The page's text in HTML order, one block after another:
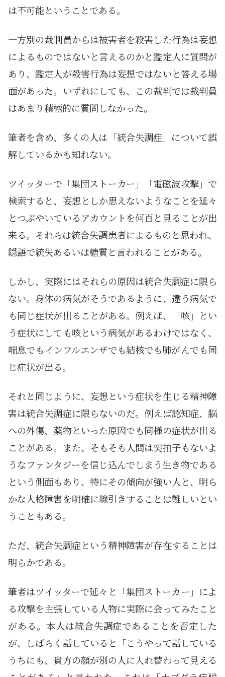
は不可能ということである。
一方別の裁判員からは被害者を殺害した行為は妄想
によるものではないと言えるのかと鑑定人に質問が
あり、鑑定人が殺害行為は妄想ではないと答える場
面があった。いずれにしても、この裁判では裁判員
はあまり積極的に質問しなかった。
筆者を含め、多くの人は「統合失調症」について誤
解しているかも知れない。
ツイッターで「集団ストーカー」「電磁波攻撃」で
検索すると、妄想としか思えないようなことを延々
とつぶやいているアカウントを何百と見ることが出
来る。それらは統合失調患者によるものと思われ、
隠語で統失あるいは糖質と言われることがある。
しかし、実際にはそれらの原因は統合失調症に限ら
ない。身体の病気がそうであるように、違う病気で
も同じ症状が出ることがある。例えば、「咳」とい
う症状にしても咳という病気があるわけではなく、
喘息でもインフルエンザでも結核でも肺がんでも同
じ症状が出る。
それと同じように、妄想という症状を生じる精神障
害は統合失調症に限らないのだ。例えば認知症、脳
への外傷、薬物といった原因でも同様の症状が出る
ことがある。また、そもそも人間は突拍子もないよ
うなファンタジーを信じ込んでしまう生き物である
という側面もあり、特にその傾向が強い人と、明ら
かな人格障害を明確に線引きすることは難しいとい
うこともある。
ただ、統合失調症という精神障害が存在することは
明らかである。
筆者はツイッターで延々と「集団ストーカー」によ
る攻撃を主張している人物に実際に会ってみたこと
がある。本人は統合失調症であることを否定した
が、しばらく話していると「こうやって話している
うちにも、貴方の顔が別の人に入れ替わって見える